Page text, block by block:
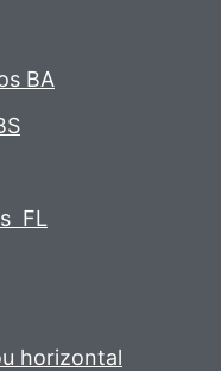
BA
FL
horizontal